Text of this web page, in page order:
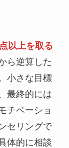
以上を取る
ら逆算した
小さな目標
最終的には
チベーショ
セリングで
体的に相談